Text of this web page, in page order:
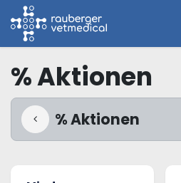
Zum Inhalt springen
% Aktionen
% Aktionen